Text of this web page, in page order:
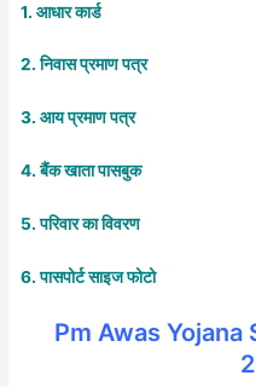
1. आधार कार्ड
2. निवास प्रमाण पत्र
3. आय प्रमाण पत्र
4. बैंक खाता पासबुक
5. परिवार का विवरण
6. पासपोर्ट साइज फोटो
Pm Awas